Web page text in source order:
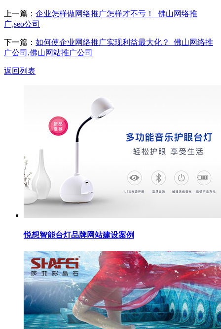
上一篇： 企业怎样做网络推广怎样才不亏！_佛山网络推
广,seo公司
下一篇： 如何使企业网络推广实现利益最大化？_佛山网络推
广公司,佛山网站推广公司
返回列表
悦想智能台灯品牌网站建设案例